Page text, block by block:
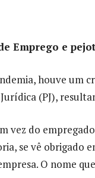
Emprego e
houve um
(PJ),
vez do
se vê obrigado
O nome